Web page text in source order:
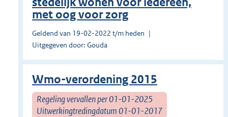
met oog voor zorg
Geldend van 19-02-2022 t/m heden
Uitgegeven door: Gouda
Wmo-verordening 2015
Regeling vervallen per 01-01-2025
Uitwerkingtredingdatum 01-01-2017